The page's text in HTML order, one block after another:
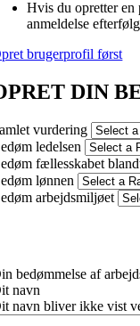
Hvis du opretter en
anmeldelse
brugerprofil først
DIN
vurdering
ledelsen
fællesskabet
lønnen
arbejdsmiljøet
bedømmelse af
navn
navn bliver ikke vist